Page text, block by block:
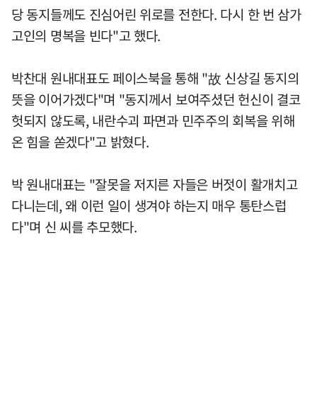
당 동지들께도 진심어린 위로를 전한다. 다시 한 번 삼가
고인의 명복을 빈다"고 했다.
박찬대 원내대표도 페이스북을 통해 "故 신상길 동지의
뜻을 이어가겠다"며 "동지께서 보여주셨던 헌신이 결코
헛되지 않도록, 내란수괴 파면과 민주주의 회복을 위해
온 힘을 쏟겠다"고 밝혔다.
박 원내대표는 "잘못을 저지른 자들은 버젓이 활개치고
다니는데, 왜 이런 일이 생겨야 하는지 매우 통탄스럽
다"며 신 씨를 추모했다.